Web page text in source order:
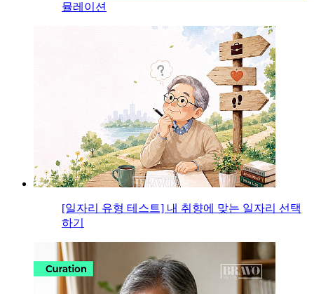
뮬레이션
[일자리 유형 테스트] 내 취향에 맞는 일자리 선택
하기